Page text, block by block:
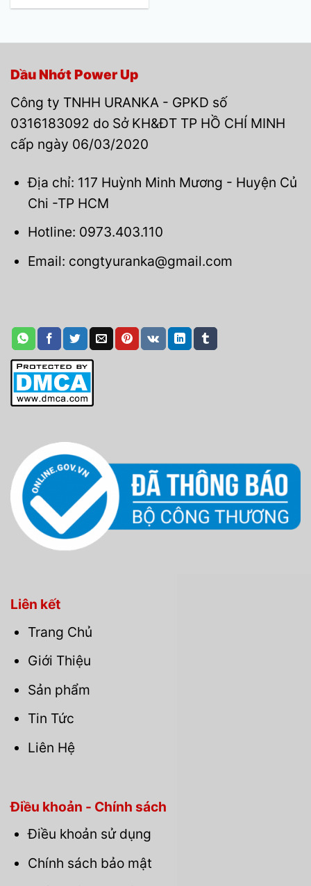
Dầu Nhớt Power Up
Công ty TNHH URANKA - GPKD số
0316183092 do Sở KH&ĐT TP HỒ CHÍ MINH
cấp ngày 06/03/2020
Địa chỉ: 117 Huỳnh Minh Mương - Huyện Củ
Chi -TP HCM
Hotline: 0973.403.110
Email: congtyuranka@gmail.com
Liên kết
Trang Chủ
Giới Thiệu
Sản phẩm
Tin Tức
Liên Hệ
Điều khoản - Chính sách
Điều khoản sử dụng
Chính sách bảo mật